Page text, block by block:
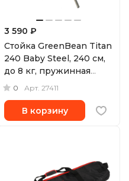
3 590 ₽
Стойка GreenBean Titan
240 Baby Steel, 240 см,
до 8 кг, пружинная
амортизация
0 Арт. 27411
В корзину